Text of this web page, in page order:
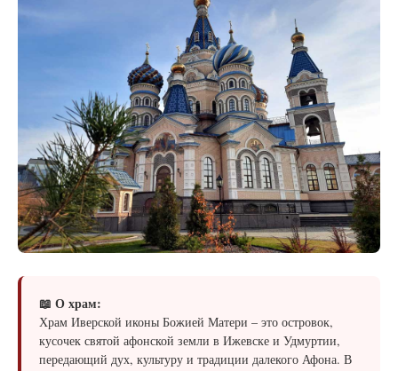
📖 О храм:
Храм Иверской иконы Божией Матери – это островок,
кусочек святой афонской земли в Ижевске и Удмуртии,
передающий дух, культуру и традиции далекого Афона. В